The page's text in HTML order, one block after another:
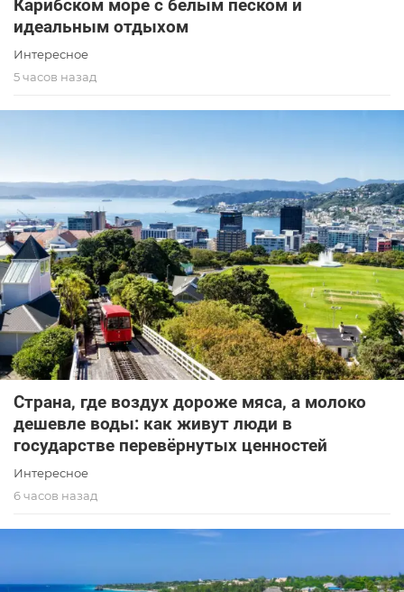
Карибском море с белым песком и
идеальным отдыхом
Интересное
5 часов назад
Страна, где воздух дороже мяса, а молоко
дешевле воды: как живут люди в
государстве перевёрнутых ценностей
Интересное
6 часов назад